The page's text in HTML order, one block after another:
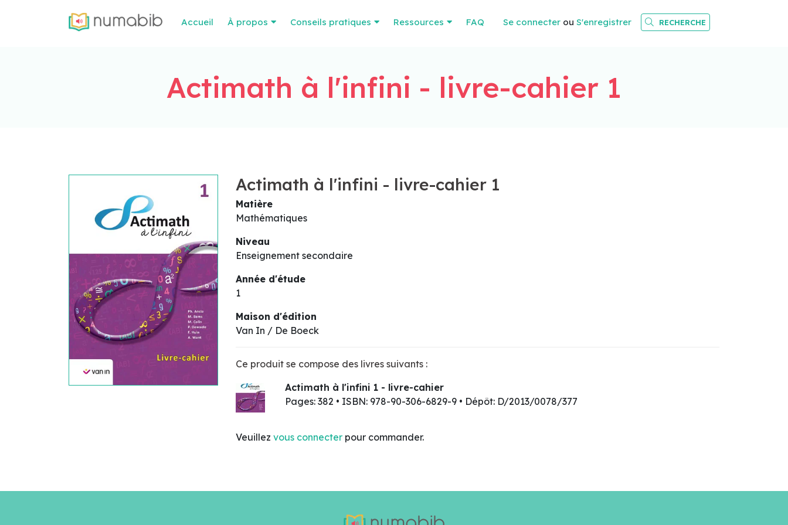
Accueil À propos Conseils pratiques Ressources FAQ Se connecter ou S'enregistrer RECHERCHE
Actimath à l'infini - livre-cahier 1
Actimath à l'infini - livre-cahier 1
Matière
Mathématiques
Niveau
Enseignement secondaire
Année d'étude
1
Maison d'édition
Van In / De Boeck
Ce produit se compose des livres suivants :
Actimath à l'infini 1 - livre-cahier
Pages: 382 • ISBN: 978-90-306-6829-9 • Dépôt: D/2013/0078/377
Veuillez vous connecter pour commander.